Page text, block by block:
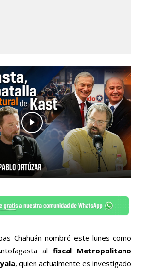
Chahuán nombró este lunes como
al fiscal Metropolitano
, quien actualmente es investigado